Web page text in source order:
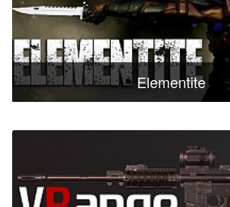
Elementite